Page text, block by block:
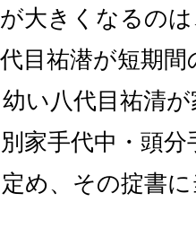
大きくなるの
目祐潜が短期
い八代目祐清
家手代中・頭
め、その掟書